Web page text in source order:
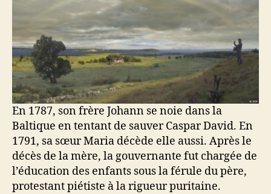
En 1787, son frère Johann se noie dans la
Baltique en tentant de sauver Caspar David. En
1791, sa sœur Maria décède elle aussi. Après le
décès de la mère, la gouvernante fut chargée de
l’éducation des enfants sous la férule du père,
protestant piétiste à la rigueur puritaine.